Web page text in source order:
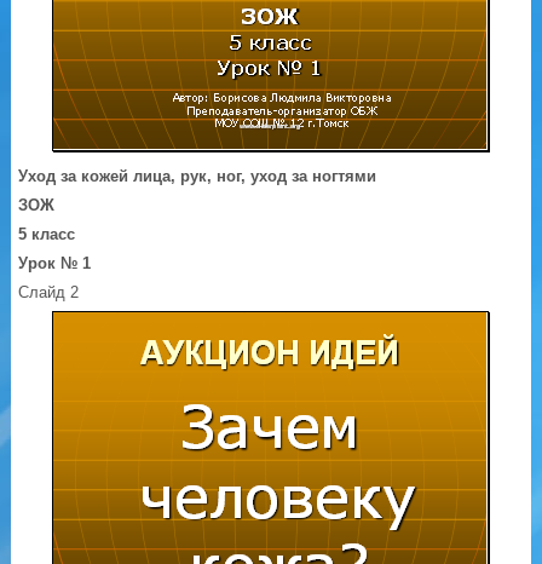
Уход за кожей лица, рук, ног, уход за ногтями
ЗОЖ
5 класс
Урок № 1
Слайд 2